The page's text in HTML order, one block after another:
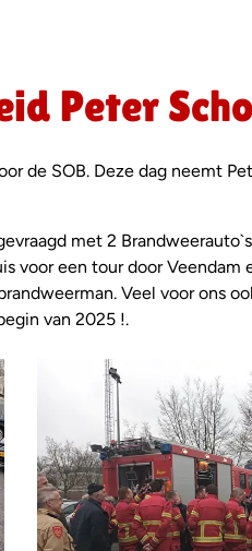
Peter
de SOB. Deze dag neemt
met 2
voor een tour door
Veel voor ons
van 2025 !.